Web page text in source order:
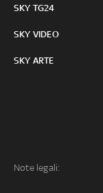
SKY TG24
SKY VIDEO
SKY ARTE
Note legali: